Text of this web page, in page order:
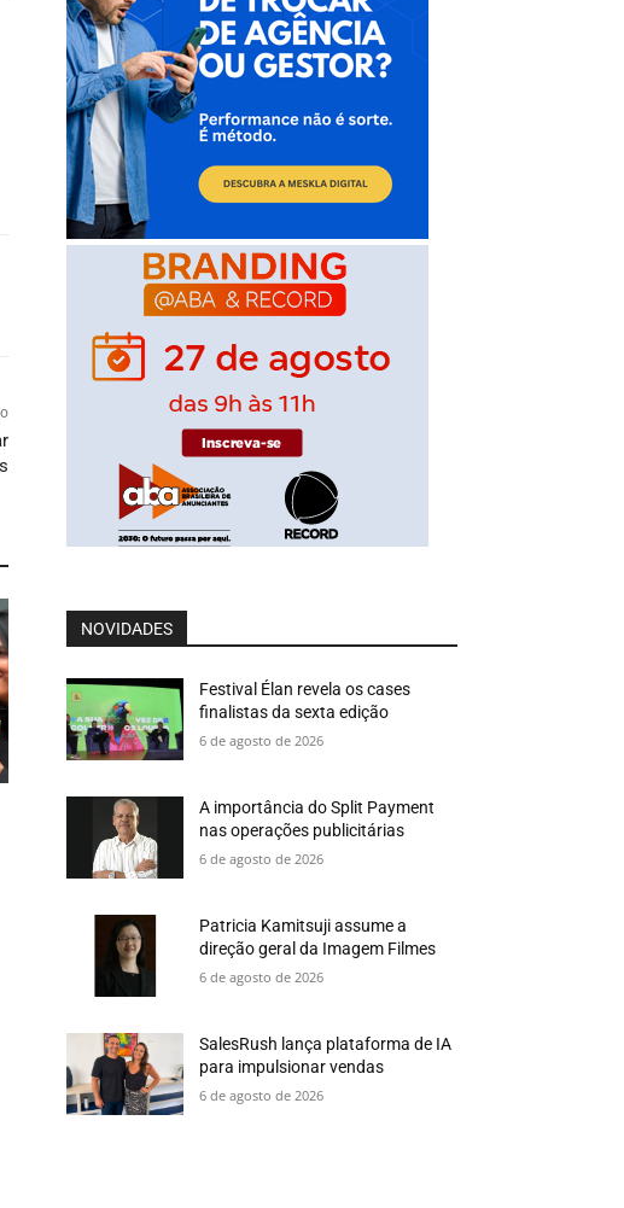
NOVIDADES
Festival Élan revela os cases
finalistas da sexta edição
6 de agosto de 2026
A importância do Split Payment
nas operações publicitárias
6 de agosto de 2026
Patricia Kamitsuji assume a
direção geral da Imagem Filmes
6 de agosto de 2026
SalesRush lança plataforma de IA
para impulsionar vendas
6 de agosto de 2026